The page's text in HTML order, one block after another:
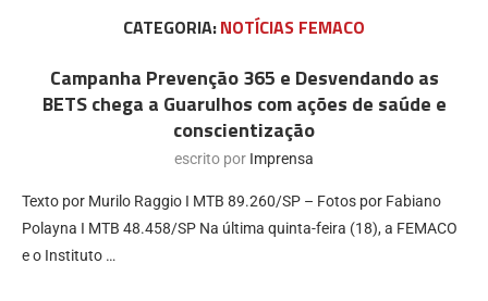
CATEGORIA:NOTÍCIAS FEMACO
Campanha Prevenção 365 e Desvendando as
BETS chega a Guarulhos com ações de saúde e
conscientização
escrito por Imprensa
Texto por Murilo Raggio I MTB 89.260/SP – Fotos por Fabiano
Polayna I MTB 48.458/SP Na última quinta-feira (18), a FEMACO
e o Instituto …